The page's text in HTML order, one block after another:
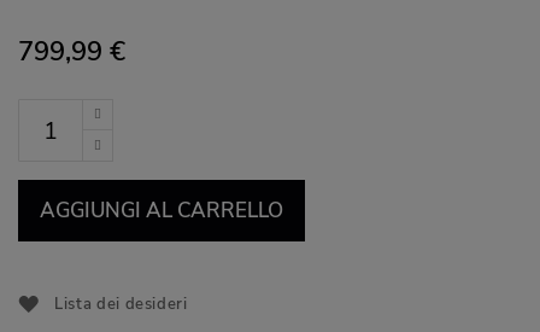
799,99 €
AGGIUNGI AL CARRELLO
Lista dei desideri